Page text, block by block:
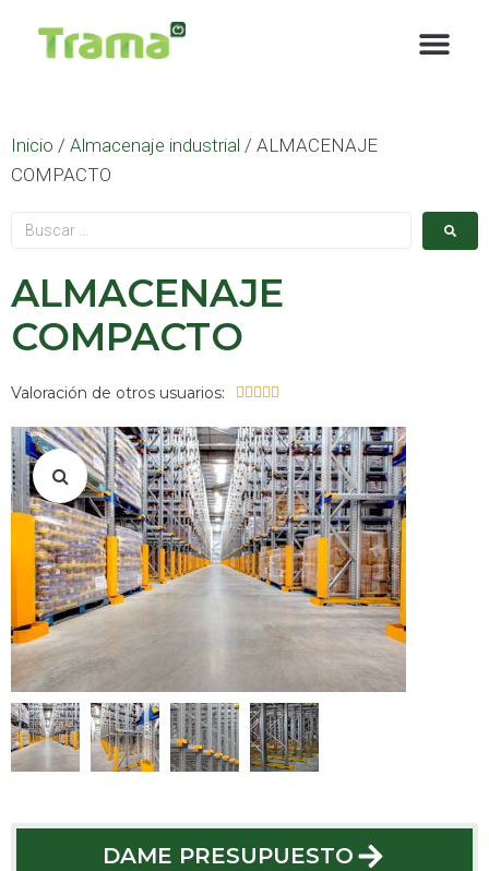
Inicio / Almacenaje industrial / ALMACENAJE
COMPACTO
ALMACENAJE
COMPACTO
Valoración de otros usuarios:     
DAME PRESUPUESTO